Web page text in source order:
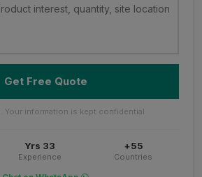
Get Free Quote
Your information is kept confidential.
55+
Countries
33 Yrs
Experience